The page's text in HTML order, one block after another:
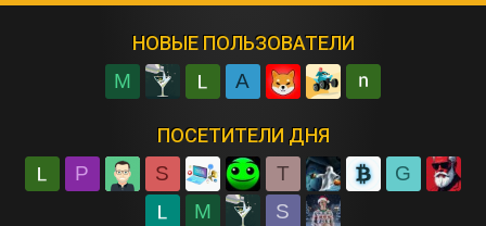
НОВЫЕ ПОЛЬЗОВАТЕЛИ
M A
ПОСЕТИТЕЛИ ДНЯ
P S T
G
M
S